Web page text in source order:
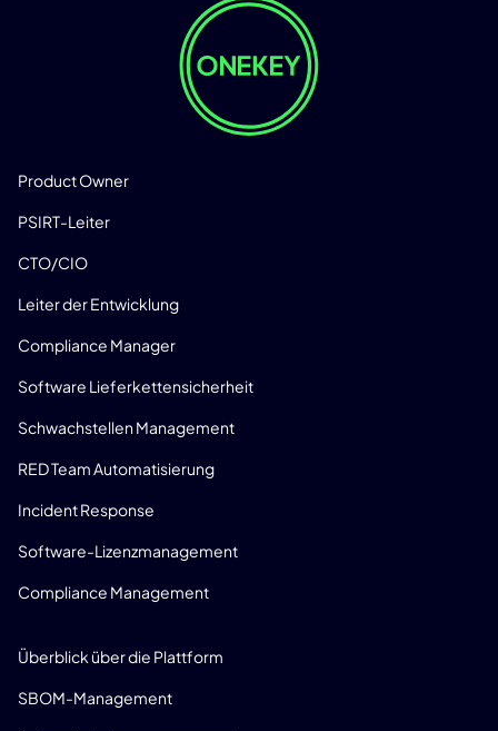
Product Owner
PSIRT-Leiter
CTO/CIO
Leiter der Entwicklung
Compliance Manager
Software Lieferkettensicherheit
Schwachstellen Management
RED Team Automatisierung
Incident Response
Software-Lizenzmanagement
Compliance Management
Überblick über die Plattform
SBOM-Management